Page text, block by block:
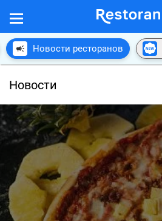
Новости ресторанов
Новости